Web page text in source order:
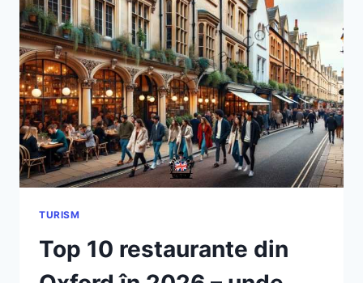
ÎN
2026
–
GHID
COMPLET,
ACTUALIZAT
TURISM
Top 10 restaurante din